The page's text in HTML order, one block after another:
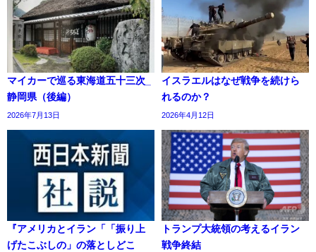
マイカーで巡る東海道五十三次_
静岡県（後編）
2026年7月13日
イスラエルはなぜ戦争を続けら
れるのか？
2026年4月12日
『アメリカとイラン「「振り上
げたこぶしの」の落としどこ
トランプ大統領の考えるイラン
戦争終結